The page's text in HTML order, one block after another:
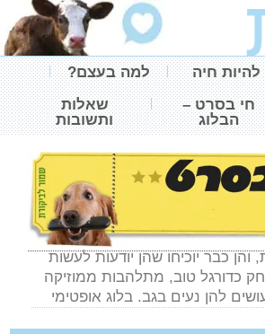
להיות חיה
למה בעצם?
חי בסרט –
הבלוג
שאלות
ותשובות
והן כבר יוכיחו שהן יודעות לעשות
כדורגל טוב, מתלהבות ממוזיקה
להן נעים בגב. בלוג אופטימי